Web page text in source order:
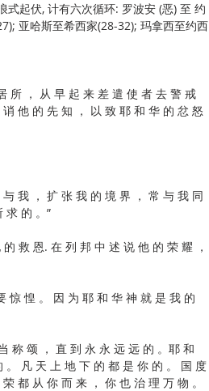
起伏, 计有六次循环: 罗波安 (恶) 至 约
亚哈斯至希西家(28-32); 玛拿西至约西
所 ， 从 早 起 来 差 遣 使 者 去 警 戒
他 的 先 知 ， 以 致 耶 和 华 的 忿 怒
我 ， 扩 张 我 的 境 界 ， 常 与 我 同
求 的 。”
救 恩. 在 列 邦 中 述 说 他 的 荣 耀 ，
惊 惶 。 因 为 耶 和 华 神 就 是 我 的
称 颂 ， 直 到 永 永 远 远 的 。耶 和
凡 天 上 地 下 的 都 是 你 的 。 国 度
都 从 你 而 来 ， 你 也 治 理 万 物 。